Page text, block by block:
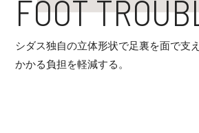
シダス独自の立体形状で足裏を面で支
かかる負担を軽減する。
FOOT